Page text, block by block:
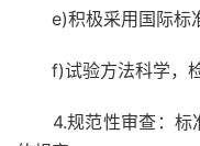
e)积极采用国际标
f)试验方法科学，检
4.规范性审查：标